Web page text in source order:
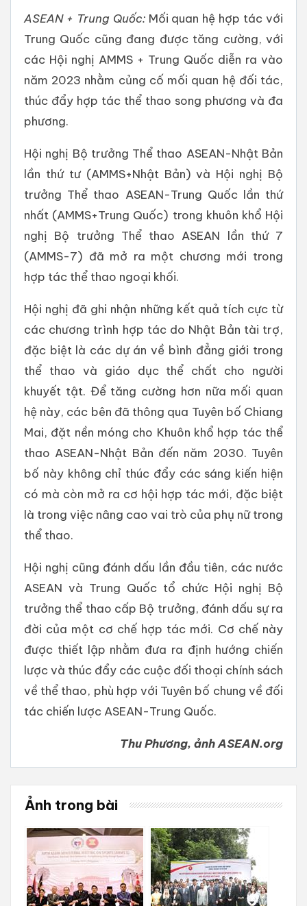
ASEAN + Trung Quốc: Mối quan hệ hợp tác với
Trung Quốc cũng đang được tăng cường, với
các Hội nghị AMMS + Trung Quốc diễn ra vào
năm 2023 nhằm củng cố mối quan hệ đối tác,
thúc đẩy hợp tác thể thao song phương và đa
phương.
Hội nghị Bộ trưởng Thể thao ASEAN-Nhật Bản
lần thứ tư (AMMS+Nhật Bản) và Hội nghị Bộ
trưởng Thể thao ASEAN-Trung Quốc lần thứ
nhất (AMMS+Trung Quốc) trong khuôn khổ Hội
nghị Bộ trưởng Thể thao ASEAN lần thứ 7
(AMMS-7) đã mở ra một chương mới trong
hợp tác thể thao ngoại khối.
Hội nghị đã ghi nhận những kết quả tích cực từ
các chương trình hợp tác do Nhật Bản tài trợ,
đặc biệt là các dự án về bình đẳng giới trong
thể thao và giáo dục thể chất cho người
khuyết tật. Để tăng cường hơn nữa mối quan
hệ này, các bên đã thông qua Tuyên bố Chiang
Mai, đặt nền móng cho Khuôn khổ hợp tác thể
thao ASEAN-Nhật Bản đến năm 2030. Tuyên
bố này không chỉ thúc đẩy các sáng kiến hiện
có mà còn mở ra cơ hội hợp tác mới, đặc biệt
là trong việc nâng cao vai trò của phụ nữ trong
thể thao.
Hội nghị cũng đánh dấu lần đầu tiên, các nước
ASEAN và Trung Quốc tổ chức Hội nghị Bộ
trưởng thể thao cấp Bộ trưởng, đánh dấu sự ra
đời của một cơ chế hợp tác mới. Cơ chế này
được thiết lập nhằm đưa ra định hướng chiến
lược và thúc đẩy các cuộc đối thoại chính sách
về thể thao, phù hợp với Tuyên bố chung về đối
tác chiến lược ASEAN-Trung Quốc.
Thu Phương, ảnh ASEAN.org
Ảnh trong bài